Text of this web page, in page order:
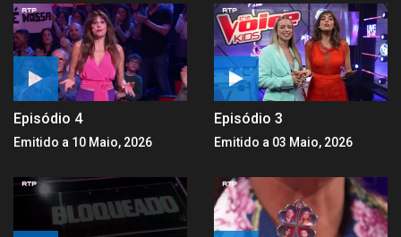
Episódio 4
Emitido a 10 Maio, 2026
Episódio 3
Emitido a 03 Maio, 2026